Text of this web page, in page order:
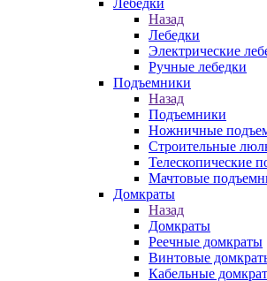
Лебедки
Назад
Лебедки
Электрические
Ручные лебедки
Подъемники
Назад
Подъемники
Ножничные
Строительные
Телескопические
Мачтовые
Домкраты
Назад
Домкраты
Реечные домкраты
Винтовые
Кабельные